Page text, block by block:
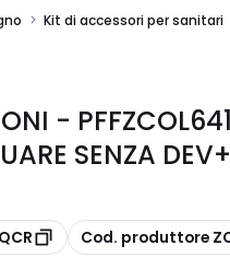
Kit di accessori per sanitari
-
SENZA DEV+
copia
Cod. produttore